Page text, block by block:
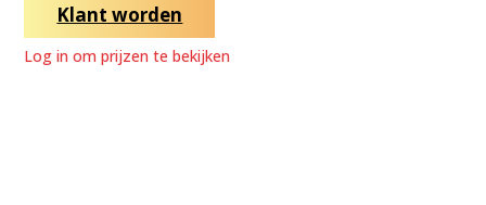
Klant worden
Log in om prijzen te bekijken